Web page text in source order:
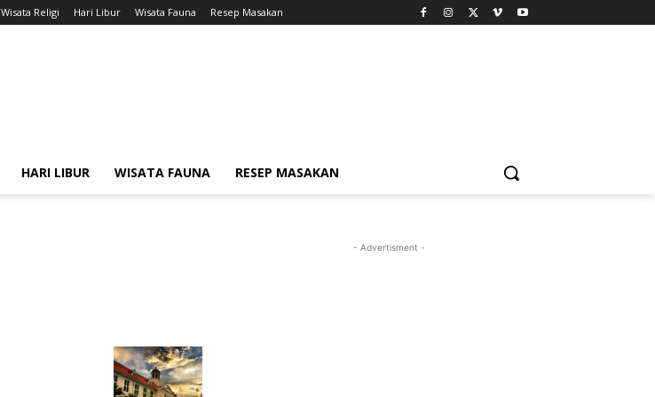
Wisata Religi Hari Libur Wisata Fauna Resep Masakan
HARI LIBUR WISATA FAUNA RESEP MASAKAN
- Advertisment -